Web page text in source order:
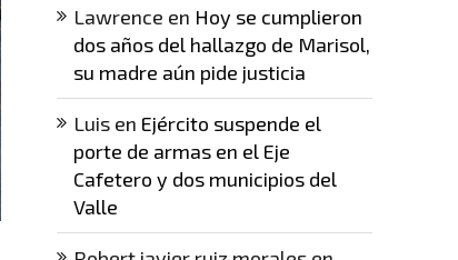
Lawrence en Hoy se cumplieron
dos años del hallazgo de Marisol,
su madre aún pide justicia
Luisen Ejército suspende el
porte de armas en el Eje
Cafetero y dos municipios del
Valle